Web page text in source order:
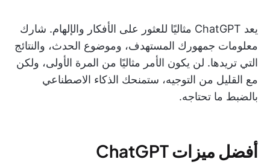
يعد ChatGPT مثاليًا للعثور على الأفكار والإلهام. شارك
معلومات جمهورك المستهدف، وموضوع الحدث، والنتائج
التي تريدها. لن يكون الأمر مثاليًا من المرة الأولى، ولكن
مع القليل من التوجيه، ستمنحك الذكاء الاصطناعي
بالضبط ما تحتاجه.
أفضل ميزات ChatGPT